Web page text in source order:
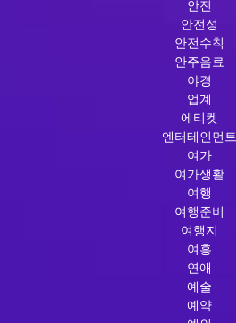
안전
안전성
안전수칙
안주음료
야경
업계
에티켓
엔터테인먼트
여가
여가생활
여행
여행준비
여행지
여흥
연애
예술
예약